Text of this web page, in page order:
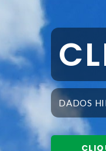
DADOS